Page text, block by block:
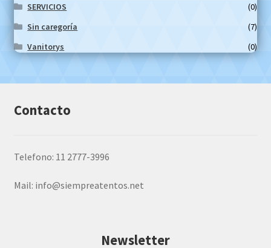
SERVICIOS
(0)
Sin caregoría
(7)
Vanitorys
(0)
Contacto
Telefono: 11 2777-3996
Mail: info@siempreatentos.net
Newsletter